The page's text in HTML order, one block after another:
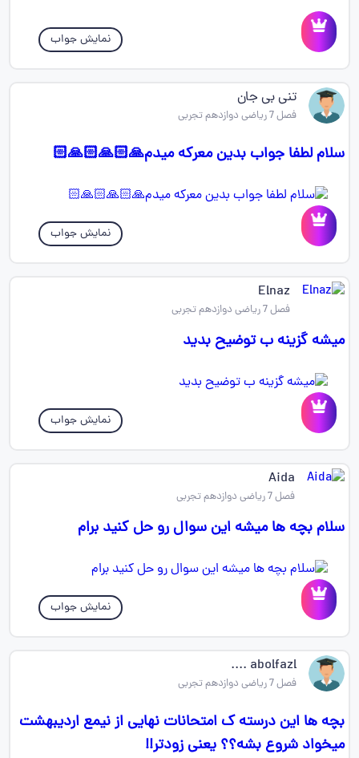
نمایش جواب
تنی بی جان
فصل 7 ریاضی دوازدهم تجربی
سلام لطفا جواب بدین معرکه میدم🙏🏻🙏🏻🙏🏻
نمایش جواب
Elnaz
فصل 7 ریاضی دوازدهم تجربی
میشه گزینه ب توضیح بدید
نمایش جواب
Aida
فصل 7 ریاضی دوازدهم تجربی
سلام بچه ها میشه این سوال رو حل کنید برام
نمایش جواب
abolfazl ....
فصل 7 ریاضی دوازدهم تجربی
بچه ها این درسته ک امتحانات نهایی از نیمع اردیبهشت
میخواد شروع بشه؟؟ یعنی زودتر!!